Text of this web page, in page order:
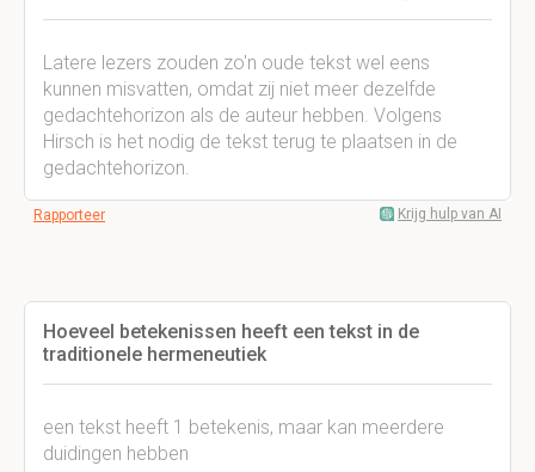
Latere lezers zouden zo'n oude tekst wel eens
kunnen misvatten, omdat zij niet meer dezelfde
gedachtehorizon als de auteur hebben. Volgens
Hirsch is het nodig de tekst terug te plaatsen in de
gedachtehorizon.
Rapporteer Krijg hulp van AI
Hoeveel betekenissen heeft een tekst in de
traditionele hermeneutiek
een tekst heeft 1 betekenis, maar kan meerdere
duidingen hebben